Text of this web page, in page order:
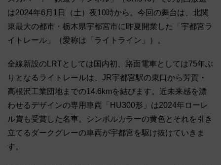
は2024年6月1日（土）夜10時から。今回の舞台は、北関
東最大の都市・栃木県宇都宮市に昨夏開業した「宇都宮ラ
イトレール」（愛称は「ライトライン」）。
全線新設のLRTとしては国内初、路面電車としては75年ぶ
りとなるライトレールは、JR宇都宮駅の東口から芳賀・
高根沢工業団地までの14.6kmを結びます。近未来感を漂
わせるデザインの専用車両「HU300形」は2024年ローレ
ル賞も受賞した名車。シンボルカラーの黄色とそれを引き
立てるダークグレーの車両が宇都宮を駆け抜けていきま
す。